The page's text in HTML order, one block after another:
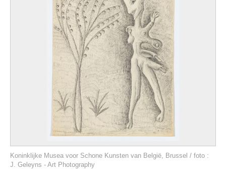
Koninklijke Musea voor Schone Kunsten van België, Brussel / foto :
J. Geleyns - Art Photography